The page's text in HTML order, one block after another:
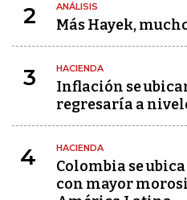
2 ANÁLISIS
Más Hayek,
3 HACIENDA
Inflación se
regresaría a
4 HACIENDA
Colombia se
con mayor